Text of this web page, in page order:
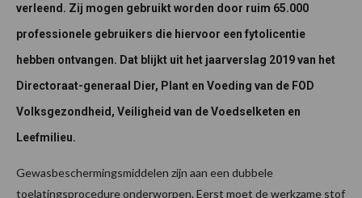
verleend. Zij mogen gebruikt worden door ruim 65.000
professionele gebruikers die hiervoor een fytolicentie
hebben ontvangen. Dat blijkt uit het jaarverslag 2019 van het
Directoraat-generaal Dier, Plant en Voeding van de FOD
Volksgezondheid, Veiligheid van de Voedselketen en
Leefmilieu.
Gewasbeschermingsmiddelen zijn aan een dubbele
toelatingsprocedure onderworpen. Eerst moet de werkzame stof